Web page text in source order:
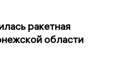
ракетная
области